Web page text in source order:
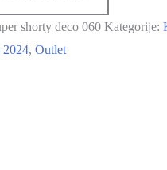
shorty deco 060 Kategorije:
2024, Outlet